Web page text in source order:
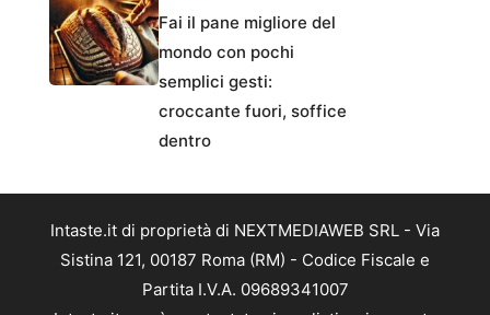
Fai il pane migliore del
mondo con pochi
semplici gesti:
croccante fuori, soffice
dentro
Intaste.it di proprietà di NEXTMEDIAWEB SRL - Via
Sistina 121, 00187 Roma (RM) - Codice Fiscale e
Partita I.V.A. 09689341007